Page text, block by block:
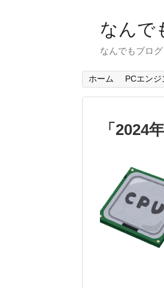
なんで
なんでもブログ
ホーム PCエンジ
「 2024